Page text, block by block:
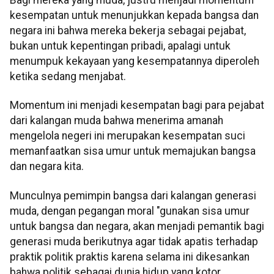
kesempatan untuk menunjukkan kepada bangsa dan
negara ini bahwa mereka bekerja sebagai pejabat,
bukan untuk kepentingan pribadi, apalagi untuk
menumpuk kekayaan yang kesempatannya diperoleh
ketika sedang menjabat.
Momentum ini menjadi kesempatan bagi para pejabat
dari kalangan muda bahwa menerima amanah
mengelola negeri ini merupakan kesempatan suci
memanfaatkan sisa umur untuk memajukan bangsa
dan negara kita.
Munculnya pemimpin bangsa dari kalangan generasi
muda, dengan pegangan moral "gunakan sisa umur
untuk bangsa dan negara, akan menjadi pemantik bagi
generasi muda berikutnya agar tidak apatis terhadap
praktik politik praktis karena selama ini dikesankan